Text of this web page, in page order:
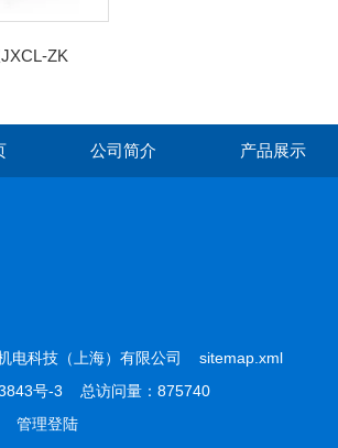
ZK
公司简介 产品展示
电科技（上海）有限公司 sitemap.xml
号-3 总访问量：875740
管理登陆